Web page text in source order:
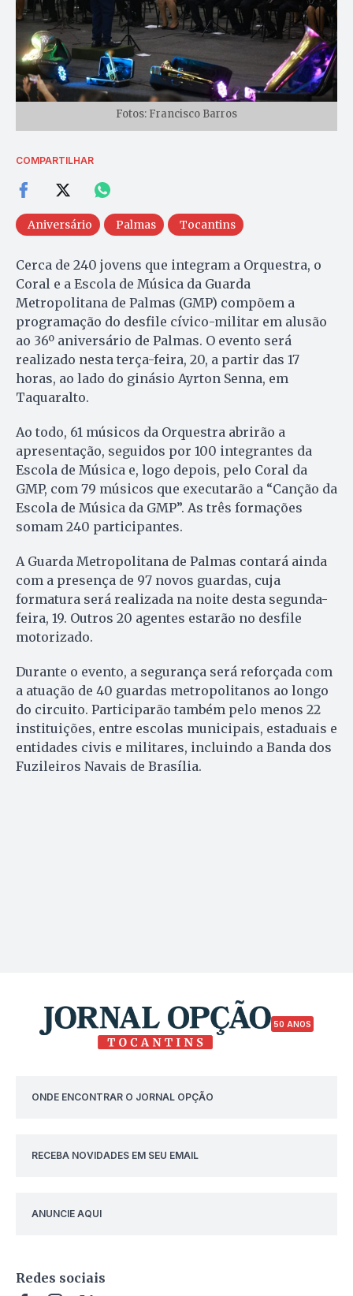
Fotos: Francisco Barros
COMPARTILHAR
Aniversário Palmas Tocantins
Cerca de 240 jovens que integram a Orquestra, o
Coral e a Escola de Música da Guarda
Metropolitana de Palmas (GMP) compõem a
programação do desfile cívico-militar em alusão
ao 36º aniversário de Palmas. O evento será
realizado nesta terça-feira, 20, a partir das 17
horas, ao lado do ginásio Ayrton Senna, em
Taquaralto.
Ao todo, 61 músicos da Orquestra abrirão a
apresentação, seguidos por 100 integrantes da
Escola de Música e, logo depois, pelo Coral da
GMP, com 79 músicos que executarão a “Canção da
Escola de Música da GMP”. As três formações
somam 240 participantes.
A Guarda Metropolitana de Palmas contará ainda
com a presença de 97 novos guardas, cuja
formatura será realizada na noite desta segunda-
feira, 19. Outros 20 agentes estarão no desfile
motorizado.
Durante o evento, a segurança será reforçada com
a atuação de 40 guardas metropolitanos ao longo
do circuito. Participarão também pelo menos 22
instituições, entre escolas municipais, estaduais e
entidades civis e militares, incluindo a Banda dos
Fuzileiros Navais de Brasília.
50 ANOS
ONDE ENCONTRAR O JORNAL OPÇÃO
RECEBA NOVIDADES EM SEU EMAIL
ANUNCIE AQUI
Redes sociais